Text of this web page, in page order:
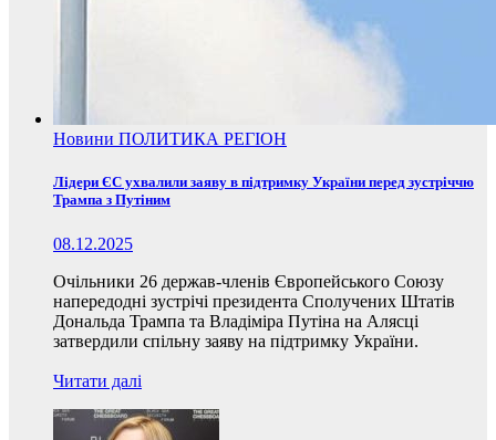
Новини ПОЛИТИКА РЕГІОН
Лідери ЄС ухвалили заяву в підтримку України перед зустріччю
Трампа з Путіним
08.12.2025
Очільники 26 держав-членів Європейського Союзу
напередодні зустрічі президента Сполучених Штатів
Дональда Трампа та Владіміра Путіна на Алясці
затвердили спільну заяву на підтримку України.
Читати далі